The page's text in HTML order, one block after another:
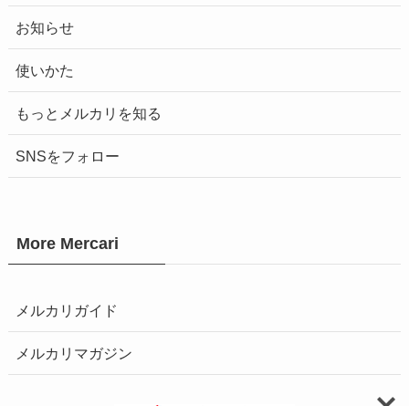
お知らせ
使いかた
もっとメルカリを知る
SNSをフォロー
More Mercari
メルカリガイド
メルカリマガジン